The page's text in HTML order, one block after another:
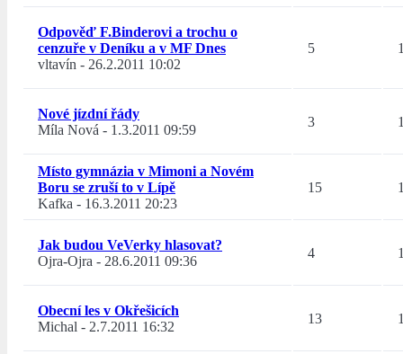
Odpověď F.Binderovi a trochu o
cenzuře v Deníku a v MF Dnes
vltavín - 26.2.2011 10:02
5
Nové jízdní řády
Míla Nová - 1.3.2011 09:59
3
Místo gymnázia v Mimoni a Novém
Boru se zruší to v Lípě
Kafka - 16.3.2011 20:23
15
Jak budou VeVerky hlasovat?
Ojra-Ojra - 28.6.2011 09:36
4
Obecní les v Okřešicích
Michal - 2.7.2011 16:32
13